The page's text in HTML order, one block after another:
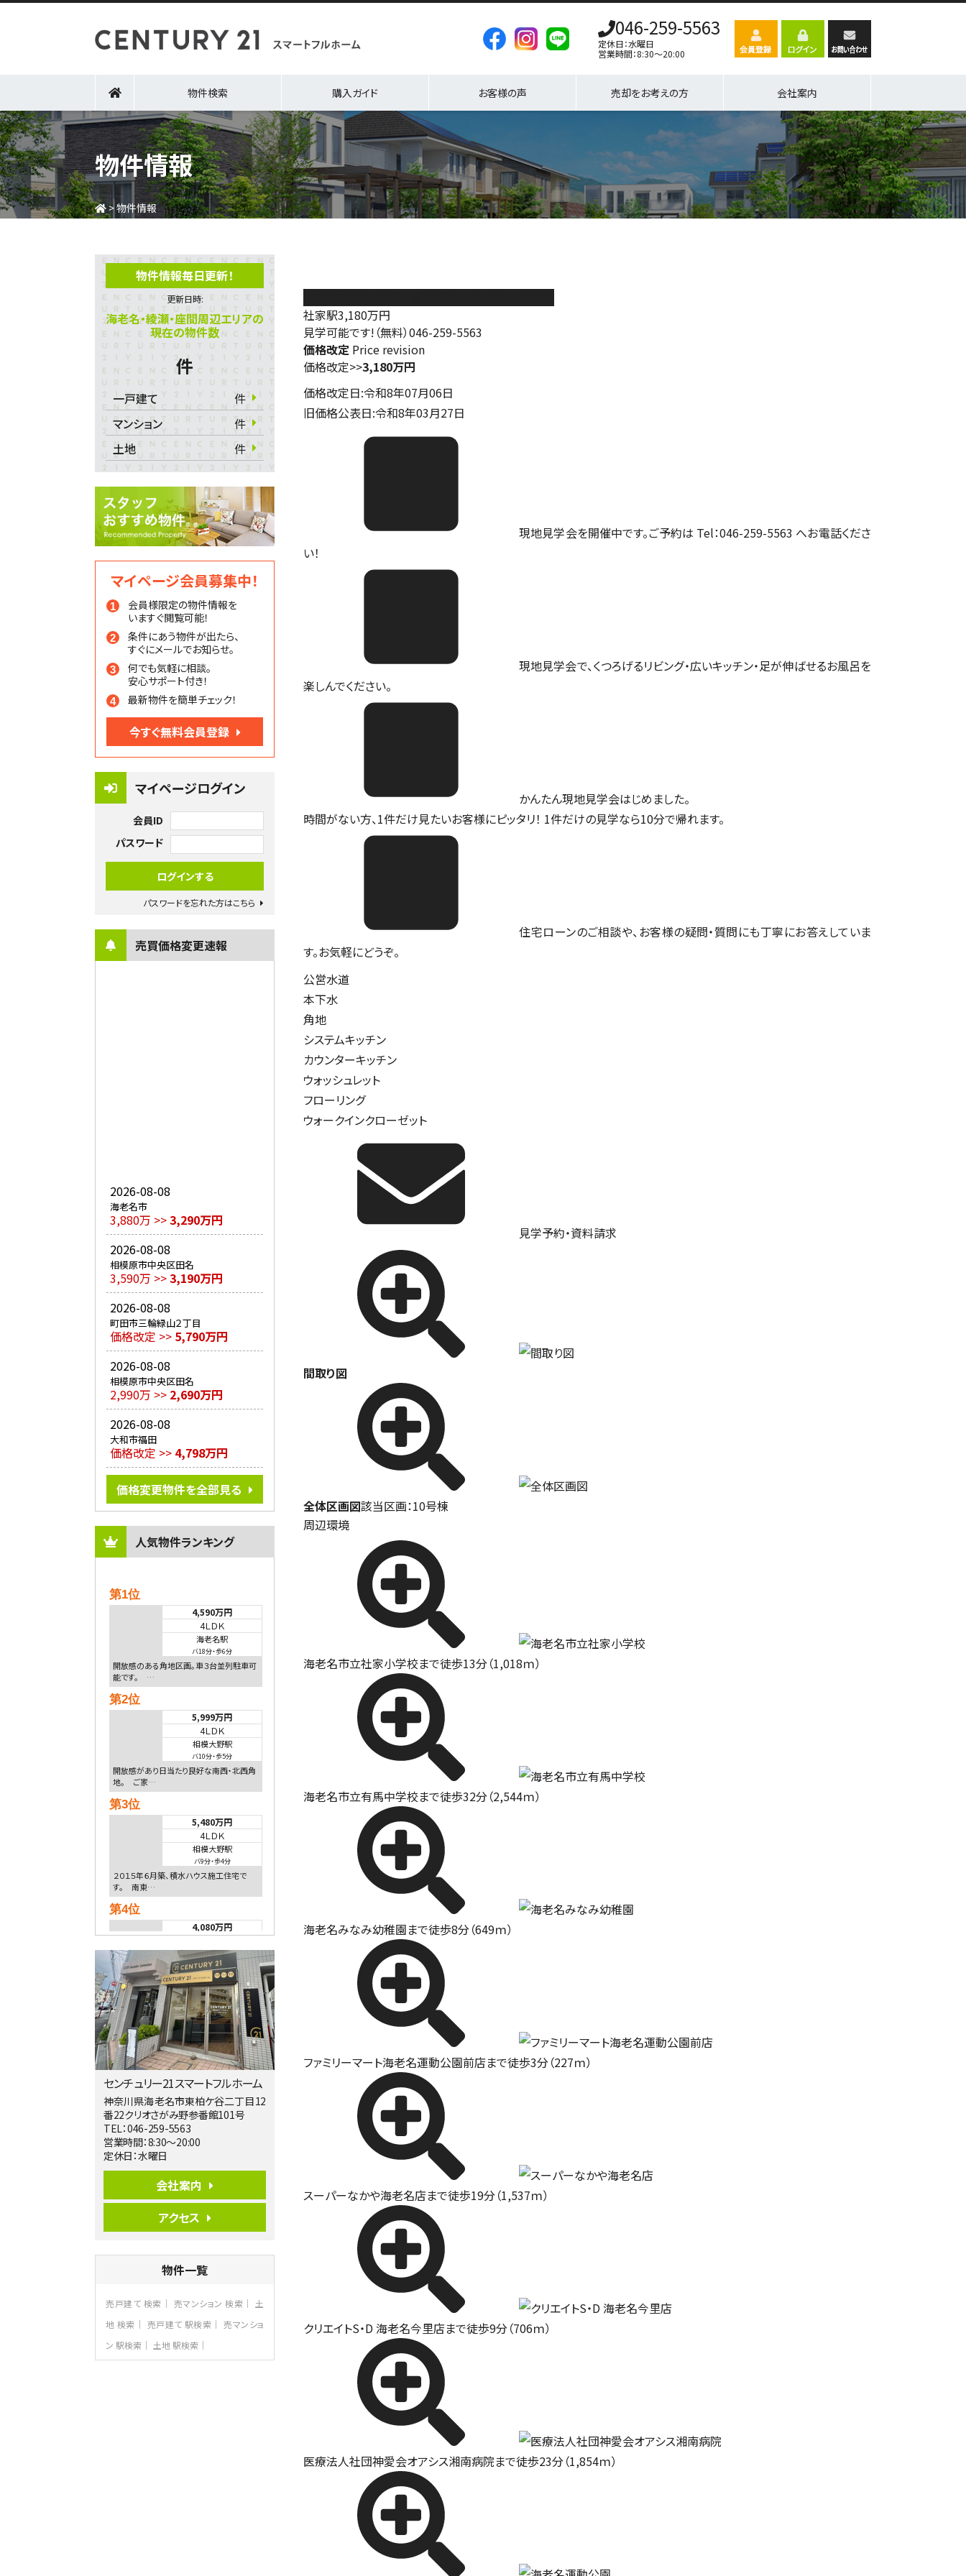
046-259-5563
定休日：水曜日
営業時間：8:30～20:00
物件検索 購入ガイド お客様の声 売却をお考えの方 会社案内
物件情報
>物件情報
物件情報毎日更新！
更新日時:
海老名・綾瀬・座間周辺エリアの
現在の物件数
件
一戸建て
件
マンション
件
土地
件
マイページ会員募集中！
会員様限定の物件情報を
いますぐ閲覧可能！
条件にあう物件が出たら、
すぐにメールでお知らせ。
何でも気軽に相談。
安心サポート付き！
最新物件を簡単チェック！
今すぐ無料会員登録
マイページログイン
会員ID
パスワード
パスワードを忘れた方はこちら
売買価格変更速報
2026-08-08
海老名市
3,880万 >>3,290万円
2026-08-08
相模原市中央区田名
3,590万 >>3,190万円
2026-08-08
町田市三輪緑山２丁目
価格改定 >> 5,790万円
2026-08-08
相模原市中央区田名
2,990万 >> 2,690万円
2026-08-08
大和市福田
価格改定 >> 4,798万円
価格変更物件を全部見る
人気物件ランキング
第1位
4,590万円
4ＬＤＫ
海老名駅
バ18分・歩6分
開放感のある角地区画。車３台並列駐車可
能です。 …
第2位
5,999万円
4ＬＤＫ
相模大野駅
バ10分・歩5分
開放感があり日当たり良好な南西・北西角
地。 ご家…
第3位
5,480万円
4ＬＤＫ
相模大野駅
バ9分・歩4分
２０１５年６月築、積水ハウス施工住宅で
す。 南東…
第4位
4,080万円
淵野辺駅
歩17分
南側道路に面しており日当たり良好。 キ
ッチンから…
第5位
3,680万円
4ＬＤＫ
橋本駅
バ19分・歩8分
開放感があり日当たり良好な南西・北西角
地区画。 …
第6位
3,680万円
ご家族が集まるLDKは１７．５帖とゆとりあ
る広さ…
4ＳＬＤＫ
海老名駅
並列2台駐…
第8位
3,990万円
4ＬＤＫ
センチュリー21スマートフルホーム
神奈川県海老名市東柏ケ谷二丁目12
番22クリオさがみ野参番館101号
TEL：046-259-5563
営業時間：8:30～20:00
定休日：水曜日
会社案内
アクセス
物件一覧
売戸建て 検索 売マンション 検索
土
地 検索
売戸建て 駅検索
売マンショ
ン 駅検索
土地 駅検索
社家駅3,180万円
見学可能です!（無料）046-259-5563
価格改定 Price revision
価格改定>>3,180万円
価格改定日:令和8年07月06日
旧価格公表日:令和8年03月27日
現地見学会を開催中です。ご予約は Tel：046-259-5563 へお電話くださ
い！
現地見学会で、くつろげるリビング・広いキッチン・足が伸ばせるお風呂を
楽しんでください。
かんたん現地見学会はじめました。
時間がない方、1件だけ見たいお客様にピッタリ！ 1件だけの見学なら10分で帰れます。
住宅ローンのご相談や、お客様の疑問・質問にも丁寧にお答えしていま
す。お気軽にどうぞ。
公営水道
本下水
角地
システムキッチン
カウンターキッチン
ウォッシュレット
フローリング
ウォークインクローゼット
見学予約・資料請求
間取り図
全体区画図該当区画：10号棟
周辺環境
海老名市立社家小学校まで徒歩13分（1,018ｍ）
海老名市立有馬中学校まで徒歩32分（2,544ｍ）
海老名みなみ幼稚園まで徒歩8分（649ｍ）
ファミリーマート海老名運動公園前店まで徒歩3分（227ｍ）
スーパーなかや海老名店まで徒歩19分（1,537ｍ）
クリエイトS・D 海老名今里店まで徒歩9分（706ｍ）
医療法人社団神愛会オアシス湘南病院まで徒歩23分（1,854ｍ）